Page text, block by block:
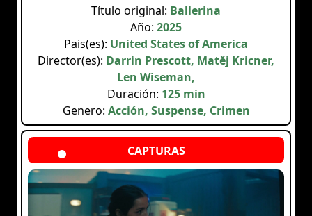
Título original: Ballerina
Año: 2025
Pais(es): United States of America
Director(es): Darrin Prescott, Matěj Kricner,
Len Wiseman,
Duración: 125 min
Genero: Acción, Suspense, Crimen